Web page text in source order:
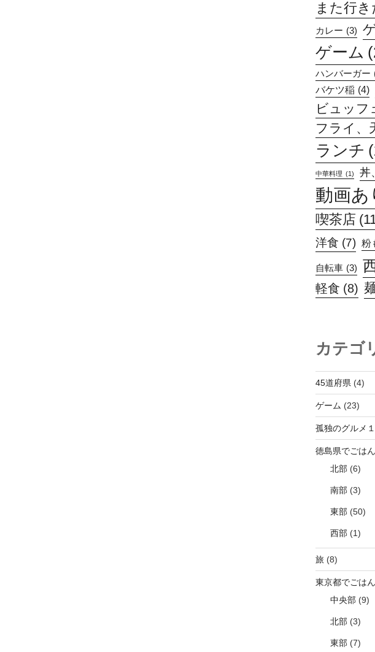
また行き
カレー (3)
ゲーム
ハンバーガー
バケツ稲 (4)
ビュッフ
フライ、
ランチ
中華料理 (1) 丼
動画あ
喫茶店
洋食 (7) 粉
自転車 (3)
軽食 (8)
カテゴ
45道府県(4)
ゲーム (23)
孤独のグルメ
徳島県でごはん
北部(6)
南部(3)
東部(50)
西部(1)
旅 (8)
東京都でごはん
中央部(9)
北部(3)
東部(7)